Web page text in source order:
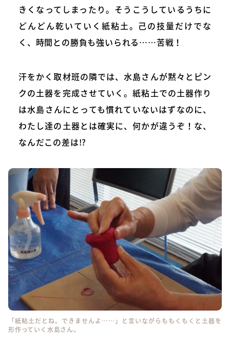
きくなってしまったり。そうこうしているうちに
どんどん乾いていく紙粘土。己の技量だけでな
く、時間との勝負も強いられる……苦戦！
汗をかく取材班の隣では、水島さんが黙々とピン
クの土器を完成させていく。紙粘土での土器作り
は水島さんにとっても慣れていないはずなのに、
わたし達の土器とは確実に、何かが違うぞ！な、
なんだこの差は!?
「紙粘土だとね。できませんよ……」と言いながらももくもくと土器を
形作っていく水島さん。